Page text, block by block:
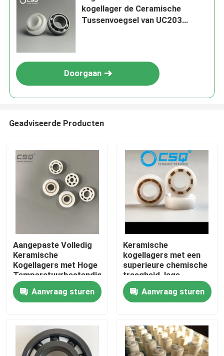
Huis
VR toon
kogellager de Ceramische
Tussenvoegsel van UC203
Doorgaan
Geadviseerde Producten
Aangepaste Volledig
Keramische
Kogellagers met Hoge
Temperatuurbestendigheid,
Slijtvastheid en
Corrosiebestendigheid
Aanvraag sturen
Keramische
kogellagers met een
superieure chemische
traagheid, lage
thermische expansie
en stille werking voor
ruimtevaart- en
Aanvraag sturen